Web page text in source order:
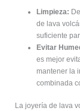
Limpieza:
de lava
suficiente
Evitar
es mejor
mantener la
combinada
La joyería de lava